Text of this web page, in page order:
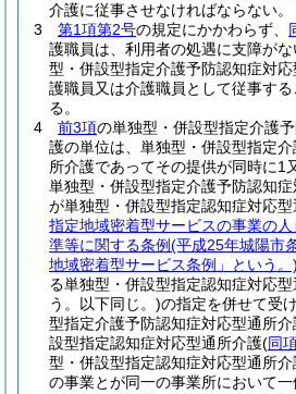
介護に従事させなければならない。
3
第1項第2号の規定にかかわらず、
護職員は、利用者の処遇に支障が
型・併設型指定介護予防認知症対
護職員又は介護職員として従事す
る。
4
前3項の単独型・併設型指定介護
護の単位は、単独型・併設型指定
所介護であってその提供が同時に1
単独型・併設型指定介護予防認知
が単独型・併設型指定認知症対応
指定地域密着型サービスの事業の
準等に関する条例(平成25年城陽市
地域密着型サービス条例」という。)
る単独型・併設型指定認知症対応
う。以下同じ。)の指定を併せて受
型指定介護予防認知症対応型通所
設型指定認知症対応型通所介護(同
型・併設型指定認知症対応型通所
の事業とが同一の事業所において